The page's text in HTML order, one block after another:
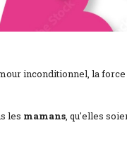
inconditionnel, la
les mamans, qu'elles